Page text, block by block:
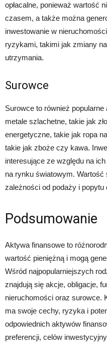
opłacalne, ponieważ wartość
czasem, a także można
inwestowanie w
ryzykami, takimi jak zmiany
utrzymania.
Surowce
Surowce to również
metale szlachetne, takie jak
energetyczne, takie jak ropa
takie jak zboże czy kawa.
interesujące ze względu na
na rynku światowym.
zależności od podaży i
Podsumowanie
Aktywa finansowe to
wartość pieniężną i mogą
Wśród najpopularniejszych
znajdują się akcje, obligacje,
nieruchomości oraz surowce.
ma swoje cechy, ryzyka i
odpowiednich aktywów
preferencji, celów